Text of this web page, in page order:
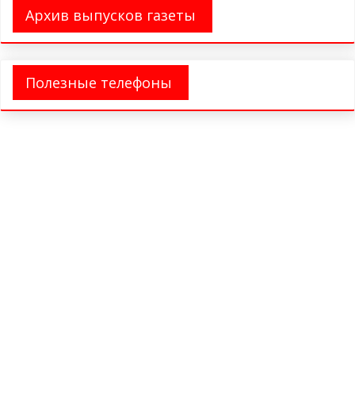
Архив выпусков газеты
Полезные телефоны